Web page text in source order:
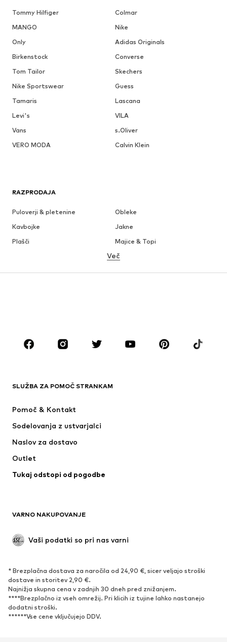
Tommy Hilfiger
Colmar
MANGO
Nike
Only
Adidas Originals
Birkenstock
Converse
Tom Tailor
Skechers
Nike Sportswear
Guess
Tamaris
Lascana
Levi's
VILA
Vans
s.Oliver
VERO MODA
Calvin Klein
RAZPRODAJA
Puloverji & pletenine
Obleke
Kavbojke
Jakne
Plašči
Majice & Topi
Perilo
Krila
Bluze & Tunike
Dodatki
Premium
Novo
Perilo
Plašči
Kopalke & Kopalna moda
'Upcycling'
Novo
Superge
Gležnjarji
Čevlji z visoko peto
Sandali
Več
SLUŽBA ZA POMOČ STRANKAM
Pomoč & Kontakt
Sodelovanja z ustvarjalci
Naslov za dostavo
Outlet
Tukaj odstopi od pogodbe
VARNO NAKUPOVANJE
Vaši podatki so pri nas varni
* Brezplačna dostava za naročila od 24,90 €, sicer veljajo stroški
dostave in storitev 2,90 €.
Najnižja skupna cena v zadnjih 30 dneh pred znižanjem.
****Brezplačno iz vseh omrežij. Pri klicih iz tujine lahko nastanejo
dodatni stroški.
******Vse cene vključujejo DDV.